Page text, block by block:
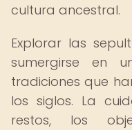
cultura ancestral.
Explorar las
sumergirse en
tradiciones que
los siglos. La
restos, los